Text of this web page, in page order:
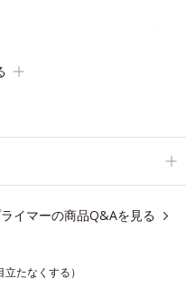
肌のうるおいをグンとアッ
けます。
、大気中の微粒子汚れなど
イマーの商品Q&Aを見る
たなくする）